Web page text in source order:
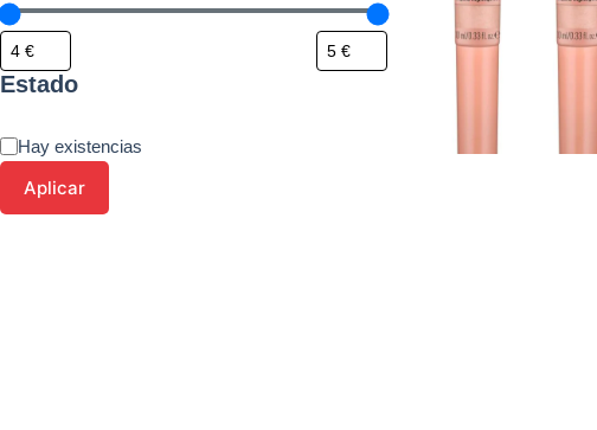
Estado
Hay existencias
Aplicar